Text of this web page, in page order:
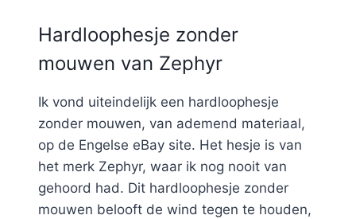
Hardloophesje zonder
mouwen van Zephyr
Ik vond uiteindelijk een hardloophesje
zonder mouwen, van ademend materiaal,
op de Engelse eBay site. Het hesje is van
het merk Zephyr, waar ik nog nooit van
gehoord had. Dit hardloophesje zonder
mouwen belooft de wind tegen te houden,